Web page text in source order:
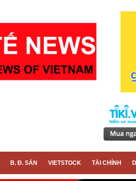
B. Đ. SẢN VIETSTOCK TÀI CHÍNH